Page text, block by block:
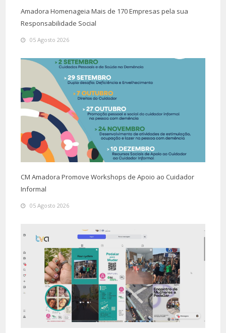
Amadora Homenageia Mais de 170 Empresas pela sua
Responsabilidade Social
05 Agosto 2026
CM Amadora Promove Workshops de Apoio ao Cuidador
Informal
05 Agosto 2026